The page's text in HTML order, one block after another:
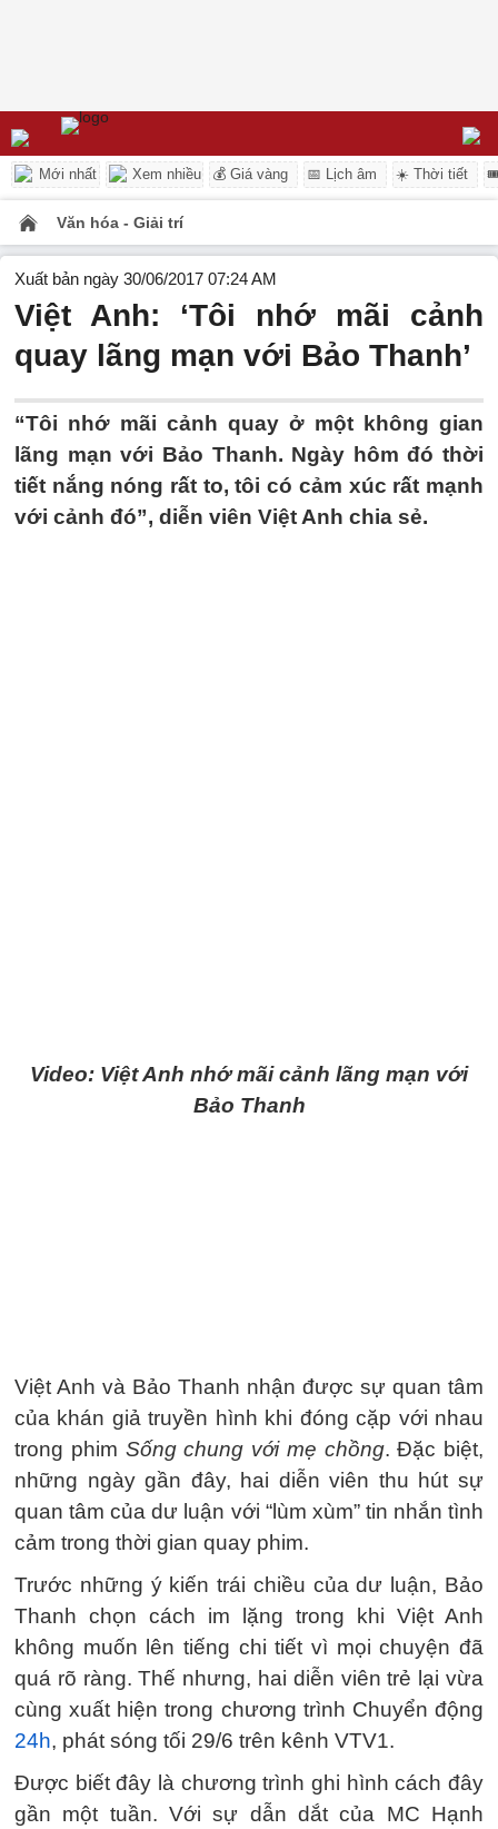
Mới nhất Xem nhiều 💰 Giá vàng 📅 Lịch âm ☀️ Thời tiết
Văn hóa - Giải trí
Xuất bản ngày 30/06/2017 07:24 AM
Việt Anh: ‘Tôi nhớ mãi cảnh
quay lãng mạn với Bảo Thanh’
“Tôi nhớ mãi cảnh quay ở một không gian
lãng mạn với Bảo Thanh. Ngày hôm đó thời
tiết nắng nóng rất to, tôi có cảm xúc rất mạnh
với cảnh đó”, diễn viên Việt Anh chia sẻ.
Video: Việt Anh nhớ mãi cảnh lãng mạn với
Bảo Thanh
Việt Anh và Bảo Thanh nhận được sự quan tâm
của khán giả truyền hình khi đóng cặp với nhau
trong phim Sống chung với mẹ chồng. Đặc biệt,
những ngày gần đây, hai diễn viên thu hút sự
quan tâm của dư luận với “lùm xùm” tin nhắn tình
cảm trong thời gian quay phim.
Trước những ý kiến trái chiều của dư luận, Bảo
Thanh chọn cách im lặng trong khi Việt Anh
không muốn lên tiếng chi tiết vì mọi chuyện đã
quá rõ ràng. Thế nhưng, hai diễn viên trẻ lại vừa
cùng xuất hiện trong chương trình Chuyển động
24h, phát sóng tối 29/6 trên kênh VTV1.
Được biết đây là chương trình ghi hình cách đây
gần một tuần. Với sự dẫn dắt của MC Hạnh